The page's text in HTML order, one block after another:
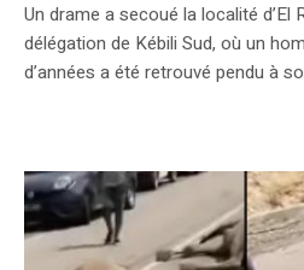
Un drame a secoué la localité d’El
délégation de Kébili Sud, où un
d’années a été retrouvé pendu à